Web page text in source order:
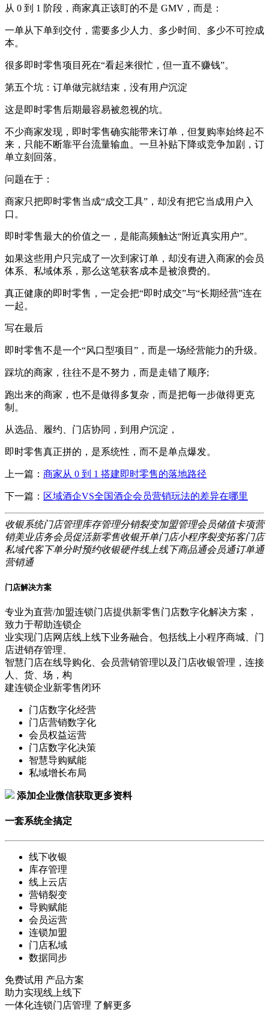
从 0 到 1 阶段，商家真正该盯的不是 GMV，而是：
一单从下单到交付，需要多少人力、多少时间、多少不可控成
本。
很多即时零售项目死在“看起来很忙，但一直不赚钱”。
第五个坑：订单做完就结束，没有用户沉淀
这是即时零售后期最容易被忽视的坑。
不少商家发现，即时零售确实能带来订单，但复购率始终起不
来，只能不断靠平台流量输血。一旦补贴下降或竞争加剧，订
单立刻回落。
问题在于：
商家只把即时零售当成“成交工具”，却没有把它当成用户入
口。
即时零售最大的价值之一，是能高频触达“附近真实用户”。
如果这些用户只完成了一次到家订单，却没有进入商家的会员
体系、私域体系，那么这笔获客成本是被浪费的。
真正健康的即时零售，一定会把“即时成交”与“长期经营”连在
一起。
写在最后
即时零售不是一个“风口型项目”，而是一场经营能力的升级。
踩坑的商家，往往不是不努力，而是走错了顺序;
跑出来的商家，也不是做得多复杂，而是把每一步做得更克
制。
从选品、履约、门店协同，到用户沉淀，
即时零售真正拼的，是系统性，而不是单点爆发。
上一篇： 商家从 0 到 1 搭建即时零售的落地路径
下一篇： 区域酒企VS全国酒企会员营销玩法的差异在哪里
收银系统门店管理库存管理分销裂变加盟管理会员储值卡项营
销美业店务会员促活新零售收银开单门店小程序裂变拓客门店
私域代客下单分时预约收银硬件线上线下商品通会员通订单通
营销通
门店解决方案
专业为直营/加盟连锁门店提供新零售门店数字化解决方案，
致力于帮助连锁企
业实现门店网店线上线下业务融合。包括线上小程序商城、门
店进销存管理、
智慧门店在线导购化、会员营销管理以及门店收银管理，连接
人、货、场，构
建连锁企业新零售闭环
门店数字化经营
门店营销数字化
会员权益运营
门店数字化决策
智慧导购赋能
私域增长布局
添加企业微信获取更多资料
一套系统全搞定
线下收银
库存管理
线上云店
营销裂变
导购赋能
会员运营
连锁加盟
门店私域
数据同步
免费试用 产品方案
助力实现线上线下
一体化连锁门店管理 了解更多